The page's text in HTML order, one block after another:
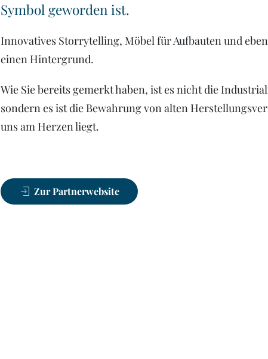
Symbol geworden ist.
Innovatives Storrytelling, Möbel für Aufbauten und
einen Hintergrund.
Wie Sie bereits gemerkt haben, ist es nicht die
sondern es ist die Bewahrung von alten
uns am Herzen liegt.
Zur Partnerwebsite